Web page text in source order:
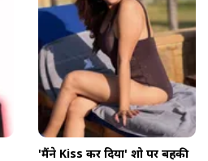
'मैंने Kiss कर दिया' शो पर बहकी